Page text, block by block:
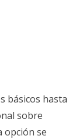
básicos hasta
sobre
opción se